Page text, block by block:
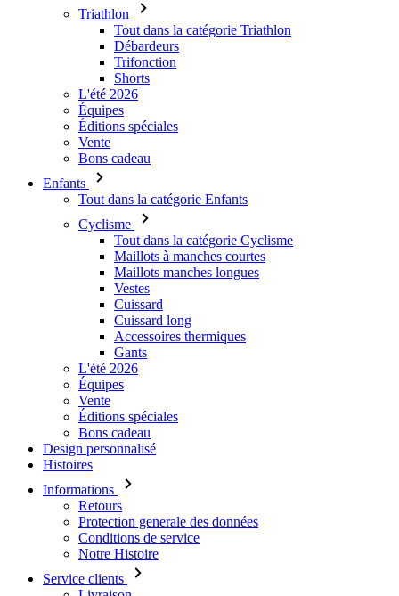
Triathlon
Tout dans la catégorie Triathlon
Débardeurs
Trifonction
Shorts
L'été 2026
Équipes
Éditions spéciales
Vente
Bons cadeau
Enfants
Tout dans la catégorie Enfants
Cyclisme
Tout dans la catégorie Cyclisme
Maillots à manches courtes
Maillots manches longues
Vestes
Cuissard
Cuissard long
Accessoires thermiques
Gants
L'été 2026
Équipes
Vente
Éditions spéciales
Bons cadeau
Design personnalisé
Histoires
Informations
Retours
Protection generale des données
Conditions de service
Notre Histoire
Service clients